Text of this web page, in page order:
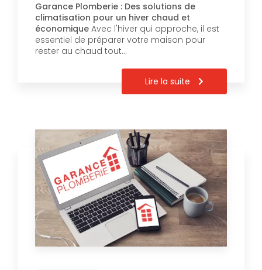
Garance Plomberie : Des solutions de
climatisation pour un hiver chaud et
économique Avec l'hiver qui approche, il est
essentiel de préparer votre maison pour
rester au chaud tout…
Lire la suite